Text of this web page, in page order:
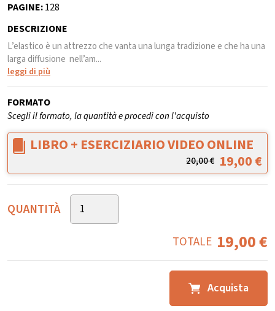
PAGINE:128
DESCRIZIONE
L’elastico è un attrezzo che vanta una lunga tradizione e che ha una
larga diffusione nell’am...
leggi di più
FORMATO
Scegli il formato, la quantità e procedi con l'acquisto
LIBRO + ESERCIZIARIO VIDEO ONLINE
20,00€ 19,00€
QUANTITÀ
TOTALE 19,00€
Acquista